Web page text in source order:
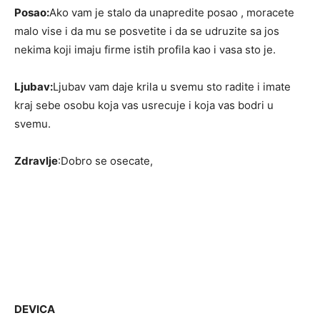
Posao:Ako vam je stalo da unapredite posao , moracete
malo vise i da mu se posvetite i da se udruzite sa jos
nekima koji imaju firme istih profila kao i vasa sto je.
Ljubav:Ljubav vam daje krila u svemu sto radite i imate
kraj sebe osobu koja vas usrecuje i koja vas bodri u
svemu.
Zdravlje:Dobro se osecate,
DEVICA